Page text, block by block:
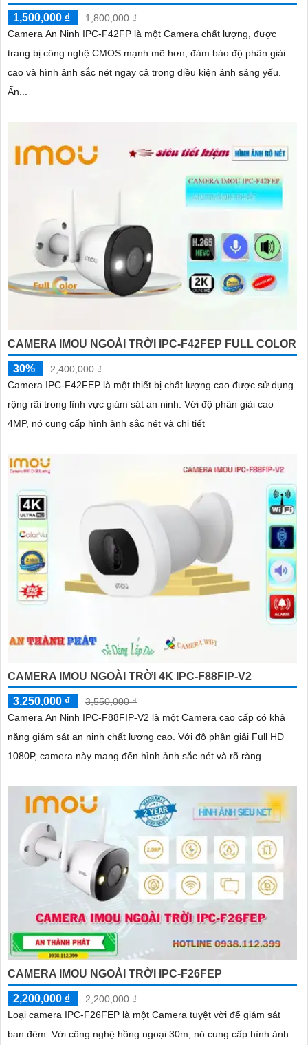
1,500,000 ₫
1,800,000 ₫
Camera An Ninh IPC-F42FP là một Camera chất lượng, được
trang bị công nghệ CMOS mạnh mẽ hơn, đảm bảo độ phân giải
cao và hình ảnh sắc nét ngay cả trong điều kiện ánh sáng yếu.
Ấn...
CAMERA IMOU NGOÀI TRỜI IPC-F42FEP FULL COLOR
30%
2,400,000 ₫
Camera IPC-F42FEP là một thiết bị chất lượng cao được sử dụng
rộng rãi trong lĩnh vực giám sát an ninh. Với độ phân giải cao
4MP, nó cung cấp hình ảnh sắc nét và chi tiết
CAMERA IMOU NGOÀI TRỜI 4K IPC-F88FIP-V2
3,250,000 ₫
3,550,000 ₫
Camera An Ninh IPC-F88FIP-V2 là một Camera cao cấp có khả
năng giám sát an ninh chất lượng cao. Với độ phân giải Full HD
1080P, camera này mang đến hình ảnh sắc nét và rõ ràng
CAMERA IMOU NGOÀI TRỜI IPC-F26FEP
2,200,000 ₫
2,200,000 ₫
Loại camera IPC-F26FEP là một Camera tuyệt vời để giám sát
ban đêm. Với công nghệ hồng ngoại 30m, nó cung cấp hình ảnh